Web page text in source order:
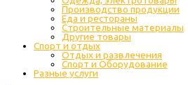
Производство продукции
Еда и рестораны
Строительные материалы
Другие товары
Спорт и отдых
Отдых и развлечения
Спорт и Оборудование
Разные услуги